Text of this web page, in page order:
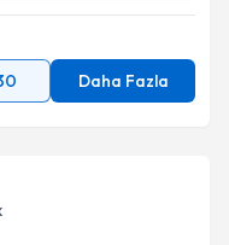
Daha Fazla